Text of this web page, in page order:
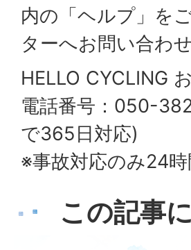
内の「ヘルプ」を
ターへお問い合わ
HELLO CYCLING
電話番号：050-
で365日対応)
※事故対応のみ24
この記事